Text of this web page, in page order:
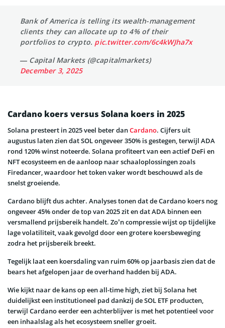
Bank of America is telling its wealth-management
clients they can allocate up to 4% of their
portfolios to crypto. pic.twitter.com/6c4kWJha7x
— Capital Markets (@capitalmarkets)
December 3, 2025
Cardano koers versus Solana koers in 2025
Solana presteert in 2025 veel beter danCardano. Cijfers uit
augustus laten zien dat SOL ongeveer 350% is gestegen, terwijl ADA
rond 120% winst noteerde. Solana profiteert van een actief DeFi en
NFT ecosysteem en de aanloop naar schaaloplossingen zoals
Firedancer, waardoor het token vaker wordt beschouwd als de
snelst groeiende.
Cardano blijft dus achter. Analyses tonen dat de Cardano koers nog
ongeveer 45% onder de top van 2025 zit en dat ADA binnen een
versmallend prijsbereik handelt. Zo’n compressie wijst op tijdelijke
lage volatiliteit, vaak gevolgd door een grotere koersbeweging
zodra het prijsbereik breekt.
Tegelijk laat een koersdaling van ruim 60% op jaarbasis zien dat de
bears het afgelopen jaar de overhand hadden bij ADA.
Wie kijkt naar de kans op een all-time high, ziet bij Solana het
duidelijkst een institutioneel pad dankzij de SOL ETF producten,
terwijl Cardano eerder een achterblijver is met het potentieel voor
een inhaalslag als het ecosysteem sneller groeit.